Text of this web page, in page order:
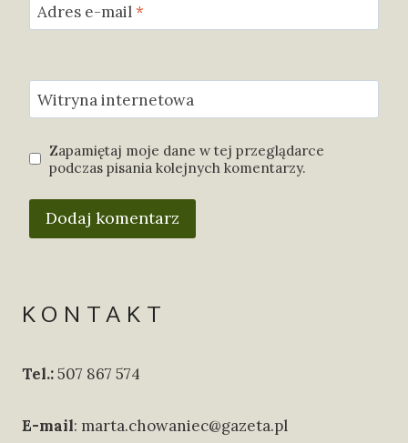
Adres e-mail*
Witryna internetowa
Zapamiętaj moje dane w tej przeglądarce
podczas pisania kolejnych komentarzy.
KONTAKT
Tel.:507 867 574
E-mail: marta.chowaniec@gazeta.pl